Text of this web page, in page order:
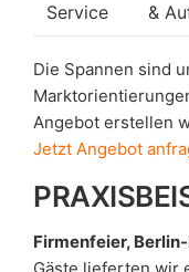
Service
&
Die Spannen sind
Angebot erstellen
Jetzt Angebot
Firmenfeier,